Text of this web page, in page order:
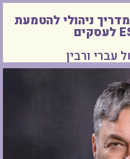
תאגידית 2.0 - מדריך ניהולי להטמעת
ורבין